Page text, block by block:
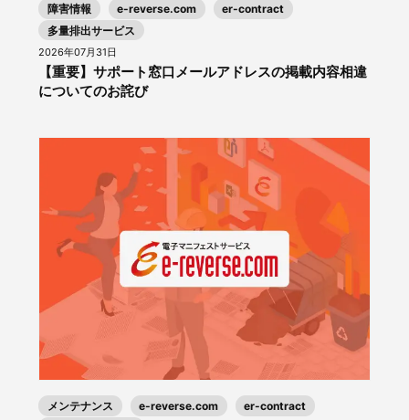
障害情報 e-reverse.com
er-contract
多量排出サービス
2026年07月31日
【重要】サポート窓口メールアドレスの掲載内容相違
についてのお詫び
メンテナンス e-reverse.com er-contract